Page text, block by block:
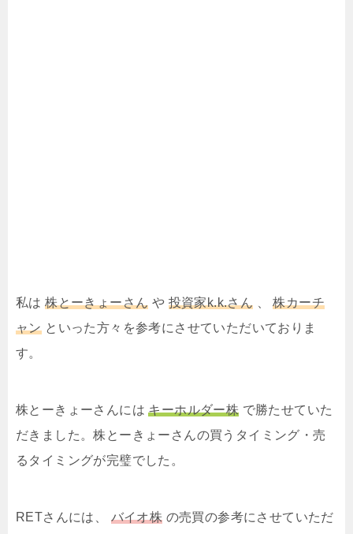
私は株とーきょーさん や 投資家k.k.さん 、株カーチ
ャンといった方々を参考にさせていただいておりま
す。
株とーきょーさんにはキーホルダー株 で勝たせていた
だきました。株とーきょーさんの買うタイミング・売
るタイミングが完璧でした。
RETさんには、 バイオ株 の売買の参考にさせていただ